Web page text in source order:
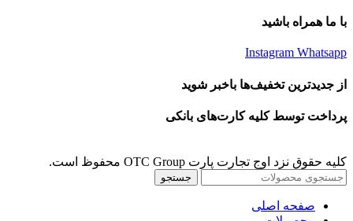
با ما همراه باشید
Instagram Whatsapp
از جدیدترین تخفیف‌ها باخبر شوید
پرداخت توسط کلیه کارت‌های بانکی
کلیه حقوق نزد اوج تجارت پارت OTC Group محفوظ است.
جستجو
صفحه اصلی